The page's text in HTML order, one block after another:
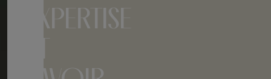
EXPERTISE
ET